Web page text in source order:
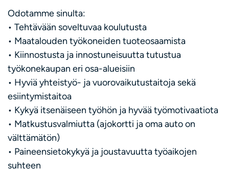
Odotamme sinulta:
• Tehtävään soveltuvaa koulutusta
• Maatalouden työkoneiden tuoteosaamista
• Kiinnostusta ja innostuneisuutta tutustua
työkonekaupan eri osa-alueisiin
• Hyviä yhteistyö- ja vuorovaikutustaitoja sekä
esiintymistaitoa
• Kykyä itsenäiseen työhön ja hyvää työmotivaatiota
• Matkustusvalmiutta (ajokortti ja oma auto on
välttämätön)
• Paineensietokykyä ja joustavuutta työaikojen
suhteen